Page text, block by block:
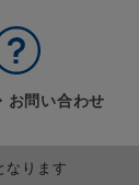
お問い合わせ
なります